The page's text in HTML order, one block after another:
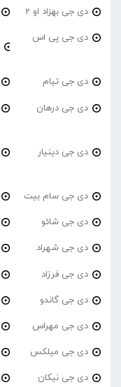
دی جی بهزاد او 2
دی جی پی اس
دی جی تیام
دی جی درهان
دی جی دینیار
دی جی سام بیت
دی جی شائو
دی جی شهراد
دی جی فرزاد
دی جی گاندو
دی جی مهراس
دی جی میلکس
دی جی نیکان